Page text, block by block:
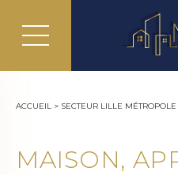
ACCUEIL > SECTEUR LILLE MÉTROPOLE
MAISON,